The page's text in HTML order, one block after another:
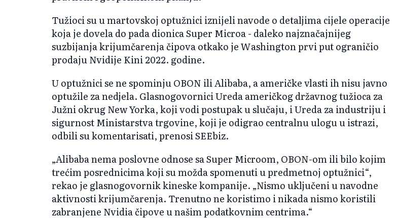
Tužioci su u martovskoj optužnici iznijeli navode o detaljima cijele operacije
koja je dovela do pada dionica Super Microa - daleko najznačajnijeg
suzbijanja krijumčarenja čipova otkako je Washington prvi put ograničio
prodaju Nvidije Kini 2022. godine.
U optužnici se ne spominju OBON ili Alibaba, a američke vlasti ih nisu javno
optužile za nedjela. Glasnogovornici Ureda američkog državnog tužioca za
Južni okrug New Yorka, koji vodi postupak u slučaju, i Ureda za industriju i
sigurnost Ministarstva trgovine, koji je odigrao centralnu ulogu u istrazi,
odbili su komentarisati, prenosi SEEbiz.
„Alibaba nema poslovne odnose sa Super Microom, OBON-om ili bilo kojim
trećim posrednicima koji su možda spomenuti u predmetnoj optužnici“,
rekao je glasnogovornik kineske kompanije. „Nismo uključeni u navodne
aktivnosti krijumčarenja. Trenutno ne koristimo i nikada nismo koristili
zabranjene Nvidia čipove u našim podatkovnim centrima.“